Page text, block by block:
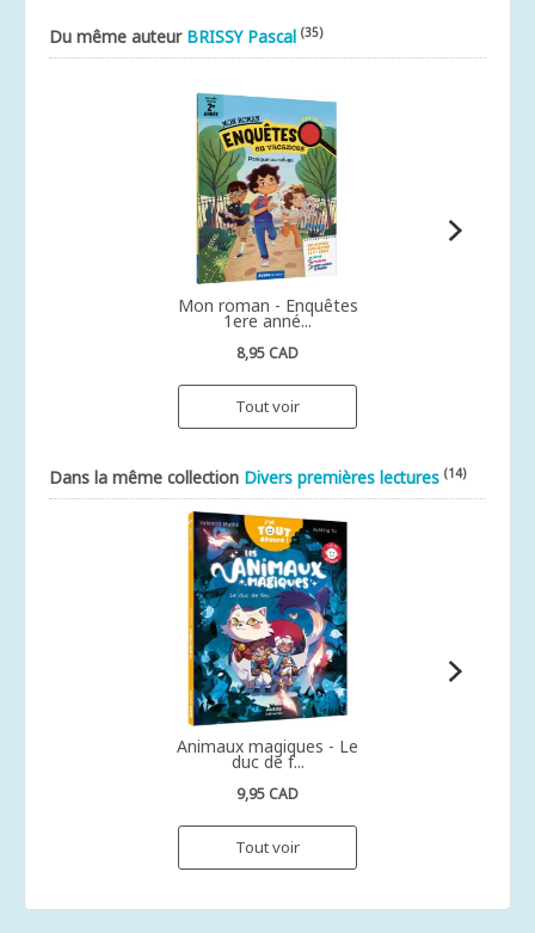
Du même auteur BRISSY Pascal (35)
Mon roman - Enquêtes
1ere anné...
8,95 CAD
Tout voir
Dans la même collection Divers premières lectures (14)
Animaux magiques - Le
duc de f...
9,95 CAD
Tout voir